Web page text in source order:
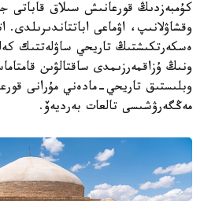
كۇمبەزدىڭ قورعانىش سىلاق قاباتى
وقشاۋلانىپ، اۋماعى اباتتاندىرىلدى.
ەسكەرتكىشتىڭ تاريحي ساۋلەتتىك
ونىڭ ۇزاقمەرزىمدى ساقتالۋىن
وبلىستىق تاريحي-مادەني مۇرانى
مەڭگەرۋشىسى تالعات بەرديەۆ.